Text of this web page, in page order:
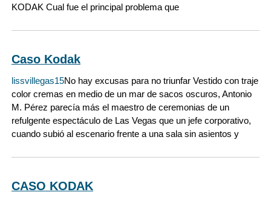
KODAK Cual fue el principal problema que
Caso Kodak
lissvillegas15No hay excusas para no triunfar Vestido con traje
color cremas en medio de un mar de sacos oscuros, Antonio
M. Pérez parecía más el maestro de ceremonias de un
refulgente espectáculo de Las Vegas que un jefe corporativo,
cuando subió al escenario frente a una sala sin asientos y
CASO KODAK